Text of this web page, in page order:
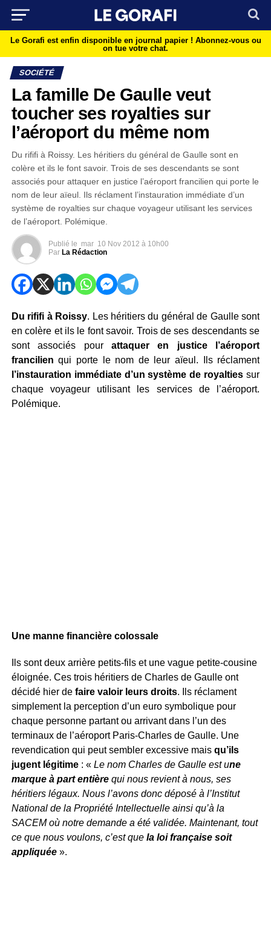
Le Gorafi est enfin disponible en journal papier ! Abonnez-vous ou
on tue votre chat.
SOCIÉTÉ
La famille De Gaulle veut
toucher ses royalties sur
l’aéroport du même nom
Du rififi à Roissy. Les héritiers du général de Gaulle sont en
colère et ils le font savoir. Trois de ses descendants se sont
associés pour attaquer en justice l’aéroport francilien qui porte le
nom de leur aïeul. Ils réclament l’instauration immédiate d’un
système de royalties sur chaque voyageur utilisant les services
de l’aéroport. Polémique.
Publié le mar 10 Nov 2012 à 10h00
Par La Rédaction
Du rififi à Roissy. Les héritiers du général de Gaulle sont
en colère et ils le font savoir. Trois de ses descendants se
sont associés pour attaquer en justice l’aéroport
francilien qui porte le nom de leur aïeul. Ils réclament
l’instauration immédiate d’un système de royalties sur
chaque voyageur utilisant les services de l’aéroport.
Polémique.
Une manne financière colossale
Ils sont deux arrière petits-fils et une vague petite-cousine
éloignée. Ces trois héritiers de Charles de Gaulle ont
décidé hier de faire valoir leurs droits. Ils réclament
simplement la perception d’un euro symbolique pour
chaque personne partant ou arrivant dans l’un des
terminaux de l’aéroport Paris-Charles de Gaulle. Une
revendication qui peut sembler excessive mais qu’ils
jugent légitime: « Le nom Charles de Gaulle est une
marque à part entièrequi nous revient à nous, ses
héritiers légaux. Nous l’avons donc déposé à l’Institut
National de la Propriété Intellectuelle ainsi qu’à la
SACEM où notre demande a été validée. Maintenant, tout
ce que nous voulons, c’est que la loi française soit
appliquée».